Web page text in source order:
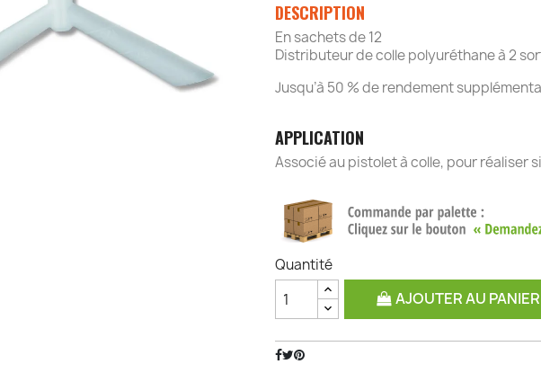
DESCRIPTION
En sachets de 12
Distributeur de colle polyuréthane à 2
Jusqu’à 50 % de rendement
APPLICATION
Associé au pistolet à colle, pour réaliser
Quantité
AJOUTER AU PANIER